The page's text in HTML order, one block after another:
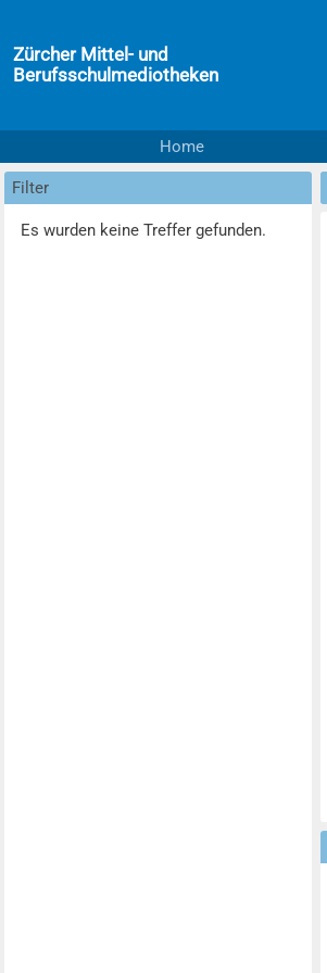
Zürcher Mittel- und
Berufsschulmediotheken
Home
Filter
Es wurden keine Treffer gefunden.